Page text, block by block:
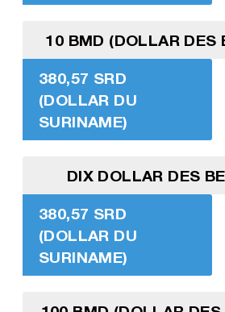
10 BMD (DOLLAR DES
380,57 SRD
(DOLLAR DU
SURINAME)
DIX DOLLAR DES
380,57 SRD
(DOLLAR DU
SURINAME)